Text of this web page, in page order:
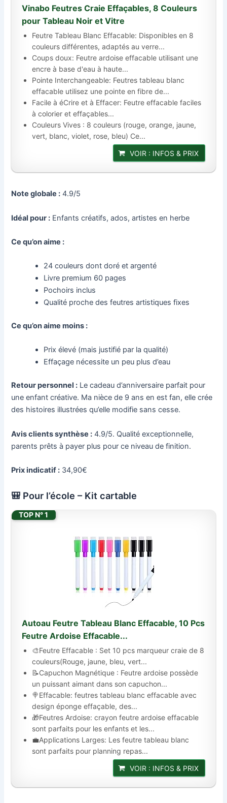
Vinabo Feutres Craie Effaçables, 8 Couleurs
pour Tableau Noir et Vitre
Feutre Tableau Blanc Effacable: Disponibles en 8
couleurs différentes, adaptés au verre...
Coups doux: Feutre ardoise effacable utilisant une
encre à base d'eau à haute...
Pointe Interchangeable: Feutres tableau blanc
effacable utilisez une pointe en fibre de...
Facile à éCrire et à Effacer: Feutre effacable faciles
à colorier et effaçables...
Couleurs Vives : 8 couleurs (rouge, orange, jaune,
vert, blanc, violet, rose, bleu) Ce...
VOIR : INFOS & PRIX
Note globale : 4.9/5
Idéal pour : Enfants créatifs, ados, artistes en herbe
Ce qu’on aime :
24 couleurs dont doré et argenté
Livre premium 60 pages
Pochoirs inclus
Qualité proche des feutres artistiques fixes
Ce qu’on aime moins :
Prix élevé (mais justifié par la qualité)
Effaçage nécessite un peu plus d’eau
Retour personnel : Le cadeau d’anniversaire parfait pour
une enfant créative. Ma nièce de 9 ans en est fan, elle crée
des histoires illustrées qu’elle modifie sans cesse.
Avis clients synthèse : 4.9/5. Qualité exceptionnelle,
parents prêts à payer plus pour ce niveau de finition.
Prix indicatif : 34,90€
🎒 Pour l’école – Kit cartable
TOP N° 1
Autoau Feutre Tableau Blanc Effacable, 10 Pcs
Feutre Ardoise Effacable...
🎨Feutre Effacable : Set 10 pcs marqueur craie de 8
couleurs(Rouge, jaune, bleu, vert...
📝Capuchon Magnétique : Feutre ardoise possède
un puissant aimant dans son capuchon...
🍭Effacable: feutres tableau blanc effacable avec
design éponge effaçable, des...
🎁Feutres Ardoise: crayon feutre ardoise effacable
sont parfaits pour les enfants et les...
💼Applications Larges: Les feutre tableau blanc
sont parfaits pour planning repas...
VOIR : INFOS & PRIX